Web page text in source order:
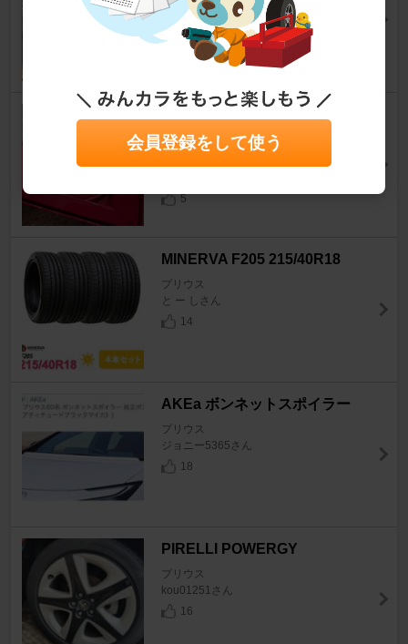
プリウス
まさ37さん
EEL for RUPES
5
MINERVA F205 215/40R18
プリウス
と ー しさん
14
AKEa ボンネットスポイラー
プリウス
ジョニー5365さん
18
PIRELLI POWERGY
プリウス
kou01251さん
16
会員登録をして使う